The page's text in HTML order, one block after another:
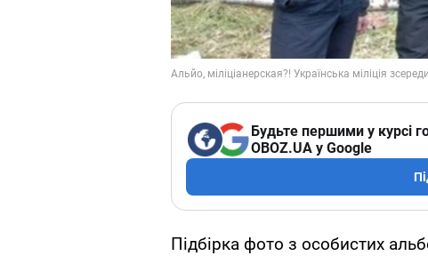
Будьте першими у курсі
OBOZ.UA у Google
Підбірка фото з особистих